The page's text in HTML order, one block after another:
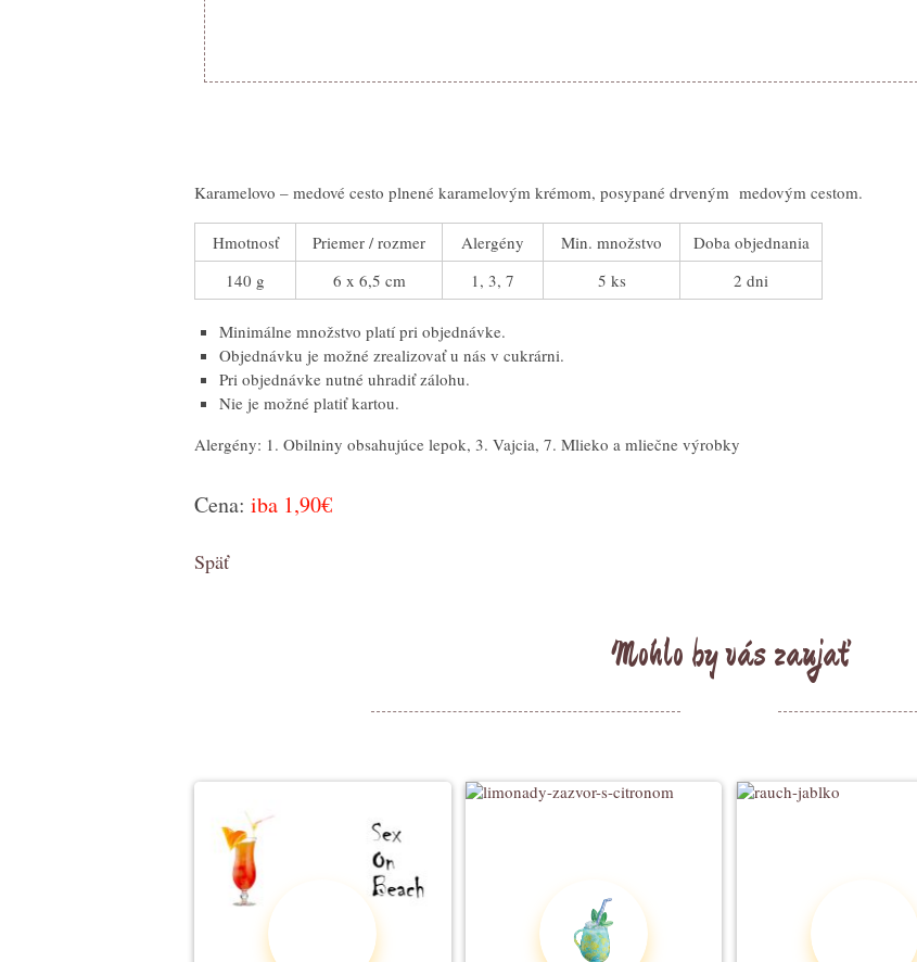
Karamelovo – medové cesto plnené karamelovým krémom, posypané drveným medovým cestom.
Hmotnosť Priemer / rozmer Alergény Min. množstvo
Doba objednania
140 g
6 x 6,5 cm 1, 3, 7 5 ks 2 dni
Minimálne množstvo platí pri objednávke.
Objednávku je možné zrealizovať u nás v cukrárni.
Pri objednávke nutné uhradiť zálohu.
Nie je možné platiť kartou.
Alergény: 1. Obilniny obsahujúce lepok, 3. Vajcia, 7. Mlieko a mliečne výrobky
Cena: iba 1,90€
Späť
Mohlo by vás zaujať